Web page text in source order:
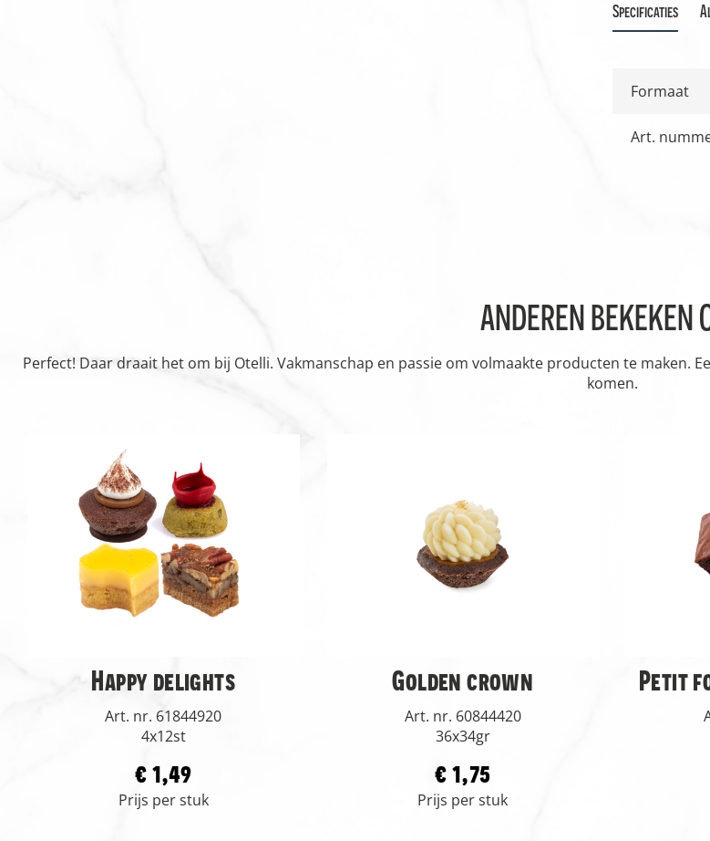
Specificaties
Formaat
Art.
ANDEREN BEKEKEN
Perfect! Daar draait het om bij Otelli. Vakmanschap en passie om volmaakte producten te maken.
komen.
Happy delights
Art. nr. 61844920
4x12st
€ 1,49
Prijs per stuk
Golden crown
Art. nr. 60844420
36x34gr
€ 1,75
Prijs per stuk
Petit